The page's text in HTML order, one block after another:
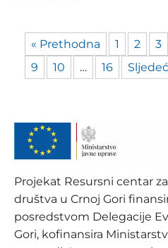
« Prethodna 1 2 3
9
10 … 16
Projekat Resursni centar
društva u Crnoj Gori
posredstvom Delegacije
Gori, kofinansira